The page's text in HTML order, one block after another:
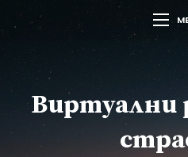
Виртуални